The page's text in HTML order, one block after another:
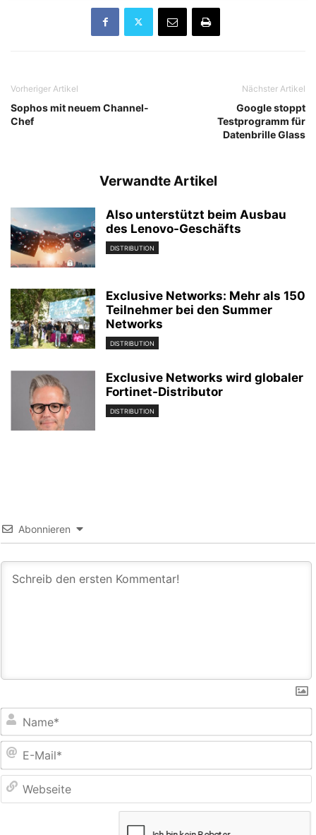
Vorheriger Artikel
Sophos mit neuem Channel-
Chef
Nächster Artikel
Google stoppt
Testprogramm für
Datenbrille Glass
Verwandte Artikel
Also unterstützt beim Ausbau
des Lenovo-Geschäfts
DISTRIBUTION
Exclusive Networks: Mehr als 150
Teilnehmer bei den Summer
Networks
DISTRIBUTION
Exclusive Networks wird globaler
Fortinet-Distributor
DISTRIBUTION
Abonnieren